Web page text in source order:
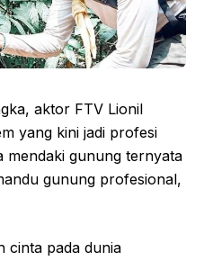
aktor FTV Lionil
yang kini jadi profesi
mendaki gunung ternyata
gunung profesional,
cinta pada dunia